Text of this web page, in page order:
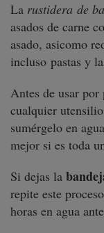
La rustidera de
asados de carne
asado, asicomo
incluso pastas y
Antes de usar por
cualquier
sumérgelo en
mejor si es toda
Si dejas la
repite este
horas en agua